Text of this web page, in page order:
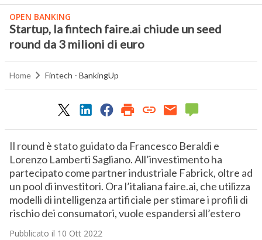
OPEN BANKING
Startup, la fintech faire.ai chiude un seed
round da 3 milioni di euro
Home Fintech - BankingUp
Il round è stato guidato da Francesco Beraldi e
Lorenzo Lamberti Sagliano. All’investimento ha
partecipato come partner industriale Fabrick, oltre ad
un pool di investitori. Ora l’italiana faire.ai, che utilizza
modelli di intelligenza artificiale per stimare i profili di
rischio dei consumatori, vuole espandersi all’estero
Pubblicato il 10 Ott 2022